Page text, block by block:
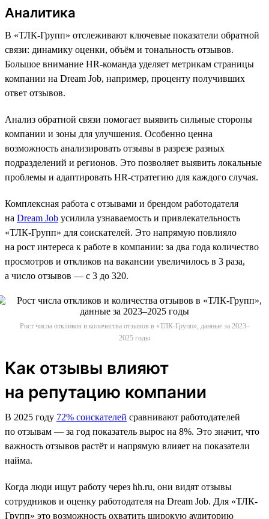
Аналитика
В «ТЛК-Групп» отслеживают ключевые показатели обратной
связи: динамику оценки, объём и тональность отзывов.
Большое внимание HR-команда уделяет метрикам страницы
компании на Dream Job, например, проценту получивших
ответ отзывов.
Анализ обратной связи помогает выявить сильные стороны
компании и зоны для улучшения. Особенно ценна
возможность анализировать отзывы в разрезе разных
подразделений и регионов. Это позволяет выявить локальные
проблемы и адаптировать HR-стратегию для каждого случая.
Комплексная работа с отзывами и брендом работодателя
на Dream Job усилила узнаваемость и привлекательность
«ТЛК-Групп» для соискателей. Это напрямую повлияло
на рост интереса к работе в компании: за два года количество
просмотров и откликов на вакансии увеличилось в 3 раза,
а число отзывов — с 3 до 320.
Рост числа откликов и количества отзывов в «ТЛК-Групп», данные за 2023–
2025 годы
Как отзывы влияют
на репутацию компании
В 2025 году 72% соискателей сравнивают работодателей
по отзывам — за год показатель вырос на 8%. Это значит, что
важность отзывов растёт и напрямую влияет на показатели
найма.
Когда люди ищут работу через hh.ru, они видят отзывы
сотрудников и оценку работодателя на Dream Job. Для «ТЛК-
Групп» это возможность охватить широкую аудиторию